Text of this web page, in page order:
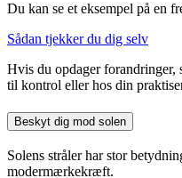
Du kan se et eksempel på en
Sådan tjekker du dig selv
Hvis du opdager forandringer,
til kontrol eller hos din
Beskyt dig mod solen
Solens stråler har stor
modermærkekræft.